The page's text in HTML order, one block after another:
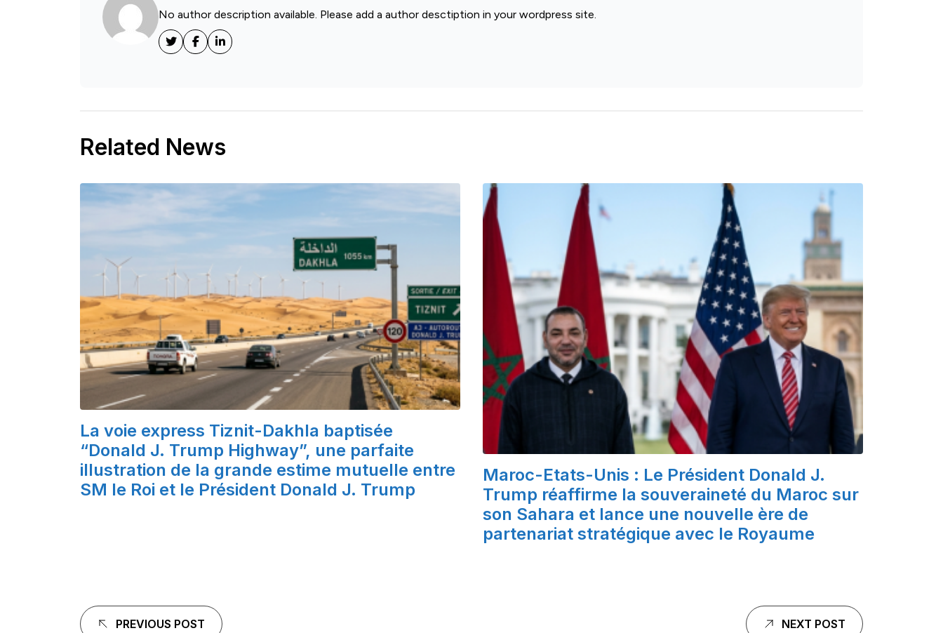
No author description available. Please add a author desctiption in your wordpress site.
Related News
La voie express Tiznit-Dakhla baptisée
“Donald J. Trump Highway”, une parfaite
illustration de la grande estime mutuelle entre
SM le Roi et le Président Donald J. Trump
Maroc-Etats-Unis : Le Président Donald J.
Trump réaffirme la souveraineté du Maroc sur
son Sahara et lance une nouvelle ère de
partenariat stratégique avec le Royaume
Navigation
PREVIOUS POST NEXT POST